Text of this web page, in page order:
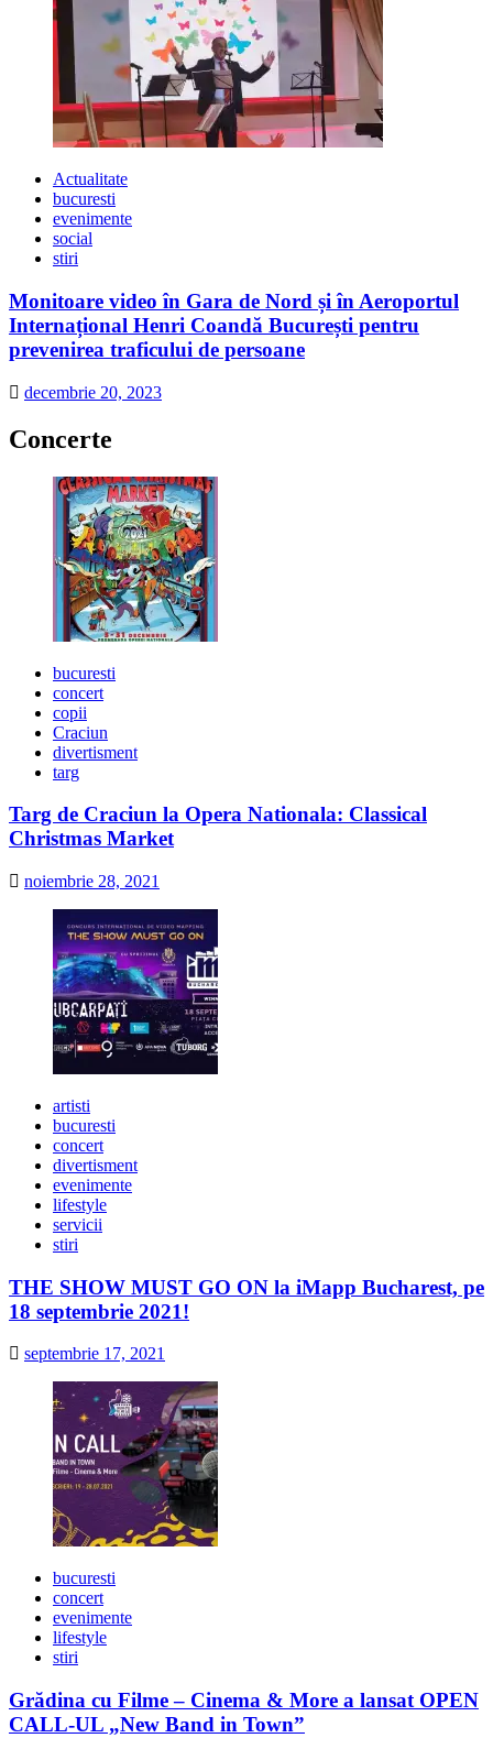
Actualitate
bucuresti
evenimente
social
stiri
Monitoare video în Gara de Nord și în Aeroportul
Internațional Henri Coandă București pentru
prevenirea traficului de persoane
decembrie 20, 2023
Concerte
bucuresti
concert
copii
Craciun
divertisment
targ
Targ de Craciun la Opera Nationala: Classical
Christmas Market
noiembrie 28, 2021
artisti
bucuresti
concert
divertisment
evenimente
lifestyle
servicii
stiri
THE SHOW MUST GO ON la iMapp Bucharest, pe
18 septembrie 2021!
septembrie 17, 2021
bucuresti
concert
evenimente
lifestyle
stiri
Grădina cu Filme – Cinema & More a lansat OPEN
CALL-UL „New Band in Town”